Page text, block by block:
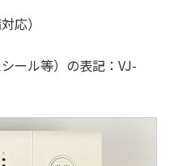
応）
ール等）の表記：VJ-